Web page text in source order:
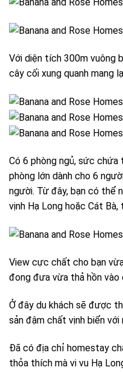
Với diện tích 300m vuông
cây cối xung quanh mang
Có 6 phòng ngủ, sức
phòng lớn dành cho 6
người. Từ đây, bạn có thể
vịnh Hạ Long hoặc Cát
View cực chất cho bạn
đong đưa vừa thả hồn vào
Ở đây du khách sẽ được
sản đậm chất vịnh biển với
Đã có địa chỉ homestay
thỏa thích mà vi vu Hạ